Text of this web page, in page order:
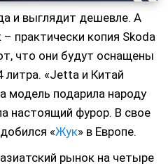
и выглядит дешевле. А
практически копия Skoda
что они будут оснащены
«Jetta и Китай
модель подарила народу
настоящий фурор. В свое
«Жук» в Европе.
рынок на четыре